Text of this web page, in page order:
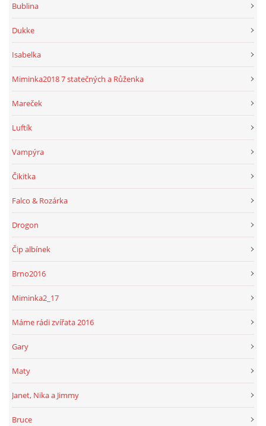
Bublina
Dukke
Isabelka
Miminka2018 7 statečných a Růženka
Mareček
Luftík
Vampýra
Čikitka
Falco & Rozárka
Drogon
Čip albínek
Brno2016
Miminka2_17
Máme rádi zvířata 2016
Gary
Maty
Janet, Nika a Jimmy
Bruce